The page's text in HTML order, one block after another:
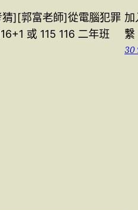
猜][郭富老師]從電腦犯罪
或 115 116 二年班
繫
30